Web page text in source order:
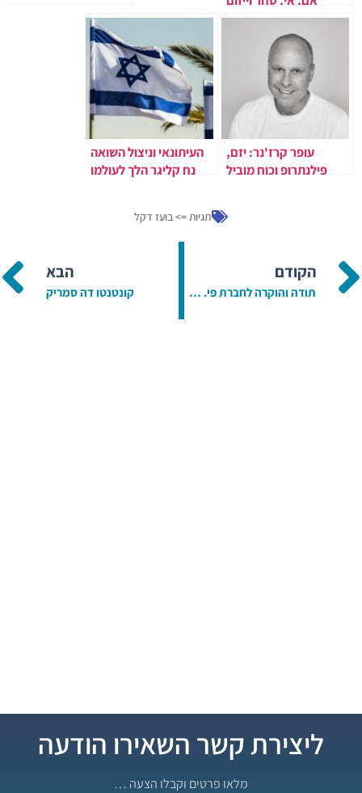
בניהולו של בועז דקל
עופר קרז'נר: יזם,
פילנתרופ וכוח מוביל
הישראלית
העיתונאי וניצול השואה
נח קליגר הלך לעולמו
תגיות =>בועז דקל
הקודם
תודה והוקרה לחברת פי. אם. אי. סחר וייזום בניהולו של בועז דקל
הבא
קונטנטו דה סמריק
ליצירת קשר השאירו הודעה
מלאו פרטים וקבלו הצעה …